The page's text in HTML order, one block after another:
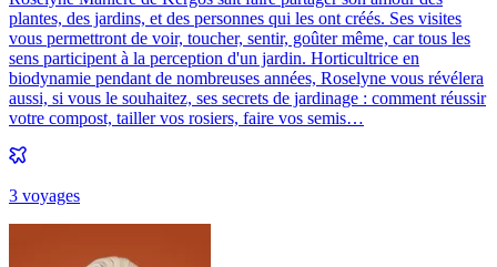
plantes, des jardins, et des personnes qui les ont créés. Ses visites
vous permettront de voir, toucher, sentir, goûter même, car tous les
sens participent à la perception d'un jardin. Horticultrice en
biodynamie pendant de nombreuses années, Roselyne vous révélera
aussi, si vous le souhaitez, ses secrets de jardinage : comment réussir
votre compost, tailler vos rosiers, faire vos semis…
3 voyages